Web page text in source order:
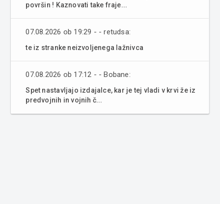
površin ! Kaznovati take fraje...
07.08.2026 ob 19:29 - - retudsa:
te iz stranke neizvoljenega lažnivca
07.08.2026 ob 17:12 - - Bobane:
Spet nastavljajo izdajalce, kar je tej vladi v krvi že iz
predvojnih in vojnih č...